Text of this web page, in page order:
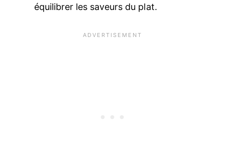
équilibrer les saveurs du plat.